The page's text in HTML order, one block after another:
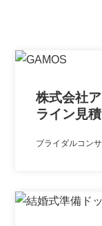
株式会社
ライン見
ブライダルコン